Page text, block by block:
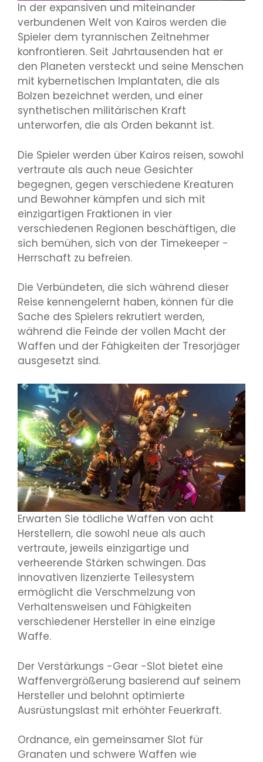
In der expansiven und miteinander
verbundenen Welt von Kairos werden die
Spieler dem tyrannischen Zeitnehmer
konfrontieren. Seit Jahrtausenden hat er
den Planeten versteckt und seine Menschen
mit kybernetischen Implantaten, die als
Bolzen bezeichnet werden, und einer
synthetischen militärischen Kraft
unterworfen, die als Orden bekannt ist.
Die Spieler werden über Kairos reisen, sowohl
vertraute als auch neue Gesichter
begegnen, gegen verschiedene Kreaturen
und Bewohner kämpfen und sich mit
einzigartigen Fraktionen in vier
verschiedenen Regionen beschäftigen, die
sich bemühen, sich von der Timekeeper -
Herrschaft zu befreien.
Die Verbündeten, die sich während dieser
Reise kennengelernt haben, können für die
Sache des Spielers rekrutiert werden,
während die Feinde der vollen Macht der
Waffen und der Fähigkeiten der Tresorjäger
ausgesetzt sind.
Erwarten Sie tödliche Waffen von acht
Herstellern, die sowohl neue als auch
vertraute, jeweils einzigartige und
verheerende Stärken schwingen. Das
innovativen lizenzierte Teilesystem
ermöglicht die Verschmelzung von
Verhaltensweisen und Fähigkeiten
verschiedener Hersteller in eine einzige
Waffe.
Der Verstärkungs -Gear -Slot bietet eine
Waffenvergrößerung basierend auf seinem
Hersteller und belohnt optimierte
Ausrüstungslast mit erhöhter Feuerkraft.
Ordnance, ein gemeinsamer Slot für
Granaten und schwere Waffen wie